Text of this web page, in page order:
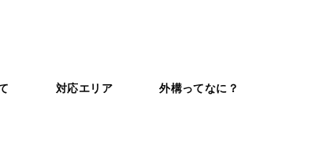
対応エリア 外構ってなに？